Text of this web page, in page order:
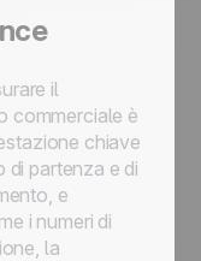
il
commerciale è
chiave
di partenza e di
e
i numeri di
la